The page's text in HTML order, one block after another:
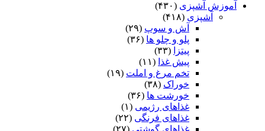
آموزش آشپزی (۴۳۰)
آشپزی (۴۱۸)
آش و سوپ (۲۹)
پلو و چلو ها (۳۶)
پیتزا
(۳۳)
پیش غذا (۱۱)
تخم مرغ و املت (۱۹)
خوراک (۳۸)
خورشت ها (۳۶)
غذاهای رژیمی (۱)
غذاهای فرنگی (۲۲)